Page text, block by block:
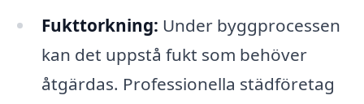
Fukttorkning: Under byggprocessen
kan det uppstå fukt som behöver
åtgärdas. Professionella städföretag